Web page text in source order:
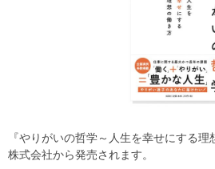
『やりがいの哲学～人生を幸せにする
株式会社から発売されます。